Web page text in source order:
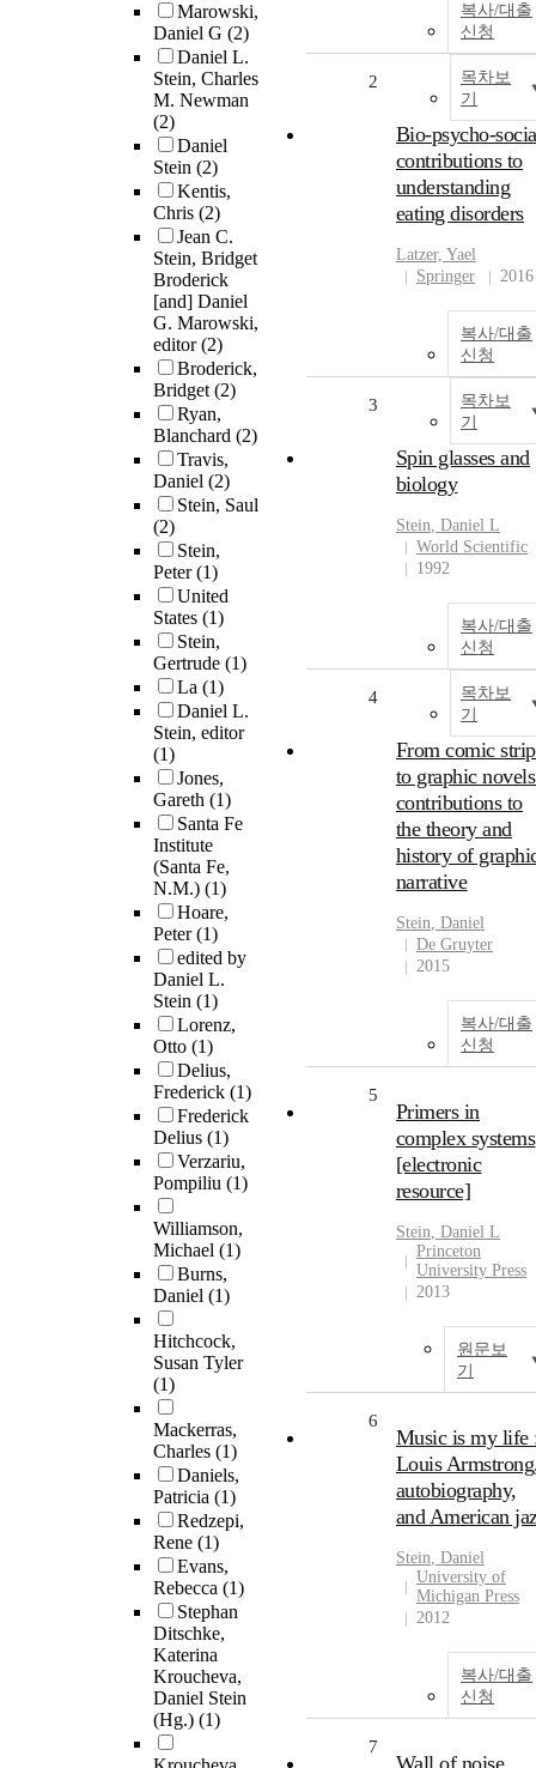
Marowski,
Daniel G (2)
Daniel L.
Stein, Charles
M. Newman
(2)
Daniel
Stein (2)
Kentis,
Chris (2)
Jean C.
Stein, Bridget
Broderick
[and] Daniel
G. Marowski,
editor(2)
Broderick,
Bridget(2)
Ryan,
Blanchard (2)
Travis,
Daniel (2)
Stein, Saul
(2)
Stein,
Peter(1)
United
States (1)
Stein,
Gertrude (1)
La (1)
Daniel L.
Stein, editor
(1)
Jones,
Gareth (1)
Santa Fe
Institute
(Santa Fe,
N.M.) (1)
Hoare,
Peter(1)
edited by
Daniel L.
Stein (1)
Lorenz,
Otto (1)
Delius,
Frederick (1)
Frederick
Delius (1)
Verzariu,
Pompiliu (1)
Williamson,
Michael (1)
Burns,
Daniel (1)
Hitchcock,
Susan Tyler
(1)
Mackerras,
Charles (1)
Daniels,
Patricia (1)
Redzepi,
Rene (1)
Evans,
Rebecca (1)
Stephan
Ditschke,
Katerina
Kroucheva,
Daniel Stein
(Hg.) (1)
복사/대출
신청
목차보
기
2
Bio-psycho-
contributions to
understanding
eating disorders
Latzer, Yael
Springer
2016
복사/대출
신청
목차보
기
3
Spin glasses and
biology
Stein, Daniel L
World Scientific
1992
복사/대출
신청
목차보
기
4
From comic
to graphic
contributions to
the theory and
history of
narrative
Stein, Daniel
De Gruyter
2015
복사/대출
신청
5
Primers in
complex systems
[electronic
resource]
Stein, Daniel L
Princeton
University Press
2013
원문보
기
6
Music is my life
Louis
autobiography,
and American
Stein, Daniel
University of
Michigan Press
2012
복사/대출
신청
7